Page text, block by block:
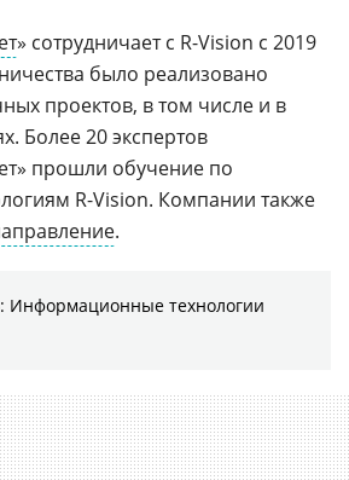
» сотрудничает с R-Vision с 2019
было реализовано
проектов, в том числе и в
Более 20 экспертов
прошли обучение по
R-Vision. Компании также
.
Информационные технологии